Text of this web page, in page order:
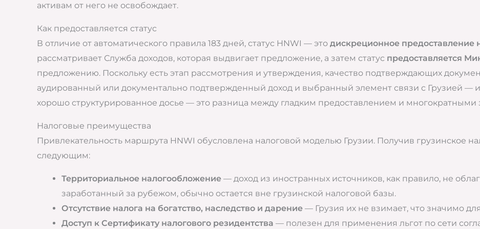
активам от него не освобождает.
Как предоставляется статус
В отличие от автоматического правила 183 дней, статус HNWI — это дискреционное предоставление
рассматривает Служба доходов, которая выдвигает предложение, а затем статус предоставляется
предложению. Поскольку есть этап рассмотрения и утверждения, качество подтверждающих
аудированный или документально подтвержденный доход и выбранный элемент связи с Грузией —
хорошо структурированное досье — это разница между гладким предоставлением и многократными
Налоговые преимущества
Привлекательность маршрута HNWI обусловлена налоговой моделью Грузии. Получив грузинское
следующим:
Территориальное налогообложение — доход из иностранных источников, как правило, не
заработанный за рубежом, обычно остается вне грузинской налоговой базы.
Отсутствие налога на богатство, наследство и дарение — Грузия их не взимает, что значимо
Доступ к Сертификату налогового резидентства — полезен для применения льгот по сети